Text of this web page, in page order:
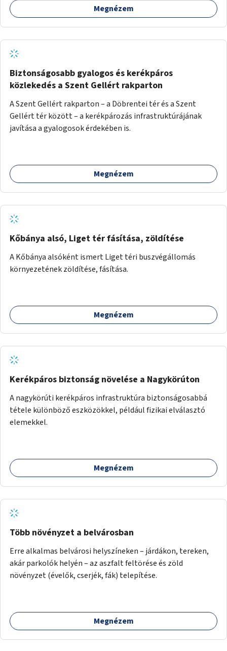
Megnézem
Biztonságosabb gyalogos és kerékpáros
közlekedés a Szent Gellért rakparton
A Szent Gellért rakparton – a Döbrentei tér és a Szent
Gellért tér között – a kerékpározás infrastruktúrájának
javítása a gyalogosok érdekében is.
Megnézem
Kőbánya alsó, Liget tér fásítása, zöldítése
A Kőbánya alsóként ismert Liget téri buszvégállomás
környezetének zöldítése, fásítása.
Megnézem
Kerékpáros biztonság növelése a Nagykörúton
A nagykörúti kerékpáros infrastruktúra biztonságosabbá
tétele különböző eszközökkel, például fizikai elválasztó
elemekkel.
Megnézem
Több növényzet a belvárosban
Erre alkalmas belvárosi helyszíneken – járdákon, tereken,
akár parkolók helyén – az aszfalt feltörése és zöld
növényzet (évelők, cserjék, fák) telepítése.
Megnézem